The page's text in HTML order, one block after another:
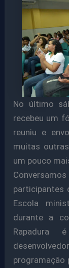
No último
recebeu um
reuniu e
muitas
um pouco
participantes
Escola
durante a
Rapadura
programação